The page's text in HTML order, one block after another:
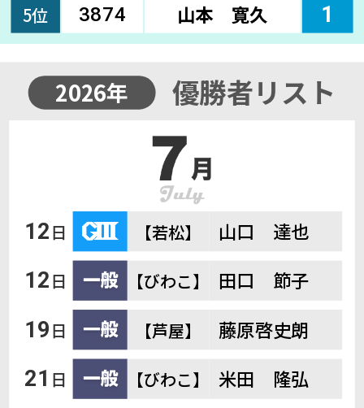
5位 3874 山本 寛久 1
2026年 優勝者リスト
12日 【若松】 山口 達也
12日 【びわこ】 田口 節子
19日 【芦屋】 藤原啓史朗
21 日 【びわこ】 米田 隆弘